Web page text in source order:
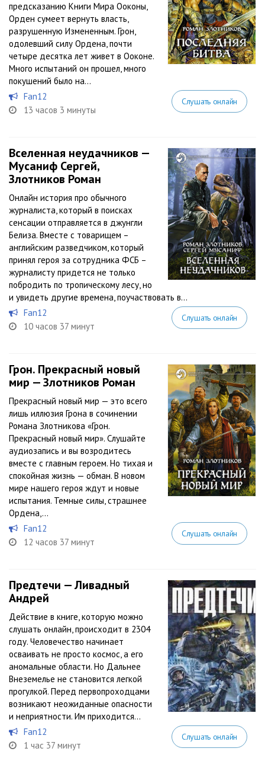
предсказанию Книги Мира Ооконы,
Орден сумеет вернуть власть,
разрушенную Измененным. Грон,
одолевший силу Ордена, почти
четыре десятка лет живет в Ооконе.
Много испытаний он прошел, много
покушений было на...
Fan12
13 часов 3 минуты
Слушать онлайн
Вселенная неудачников —
Мусаниф Сергей,
Злотников Роман
Онлайн история про обычного
журналиста, который в поисках
сенсации отправляется в джунгли
Белиза. Вместе с товарищем –
английским разведчиком, который
принял героя за сотрудника ФСБ –
журналисту придется не только
побродить по тропическому лесу, но
и увидеть другие времена, поучаствовать в...
Fan12
10 часов 37 минут
Слушать онлайн
Грон. Прекрасный новый
мир — Злотников Роман
Прекрасный новый мир — это всего
лишь иллюзия Грона в сочинении
Романа Злотникова «Грон.
Прекрасный новый мир». Слушайте
аудиозапись и вы возродитесь
вместе с главным героем. Но тихая и
спокойная жизнь — обман. В новом
мире нашего героя ждут и новые
испытания. Темные силы, страшнее
Ордена,...
Fan12
12 часов 37 минут
Слушать онлайн
Предтечи — Ливадный
Андрей
Действие в книге, которую можно
слушать онлайн, происходит в 2304
году. Человечество начинает
осваивать не просто космос, а его
аномальные области. Но Дальнее
Внеземелье не становится легкой
прогулкой. Перед первопроходцами
возникают неожиданные опасности
и неприятности. Им приходится...
Fan12
1 час 37 минут
Слушать онлайн